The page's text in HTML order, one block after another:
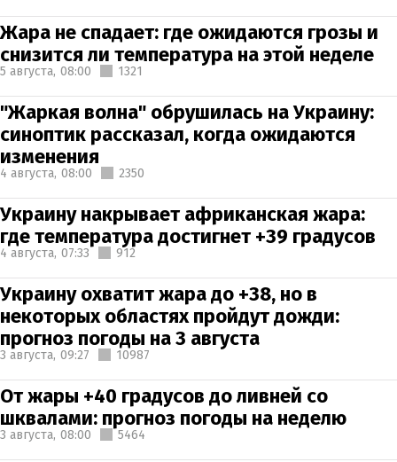
Жара не спадает: где ожидаются грозы и
снизится ли температура на этой неделе
5 августа, 08:00 1321
"Жаркая волна" обрушилась на Украину:
синоптик рассказал, когда ожидаются
изменения
4 августа, 08:00 2350
Украину накрывает африканская жара:
где температура достигнет +39 градусов
4 августа, 07:33 912
Украину охватит жара до +38, но в
некоторых областях пройдут дожди:
прогноз погоды на 3 августа
3 августа, 09:27 10987
От жары +40 градусов до ливней со
шквалами: прогноз погоды на неделю
3 августа, 08:00 5464